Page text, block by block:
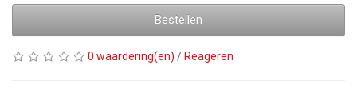
Bestellen
0 waardering(en) / Reageren